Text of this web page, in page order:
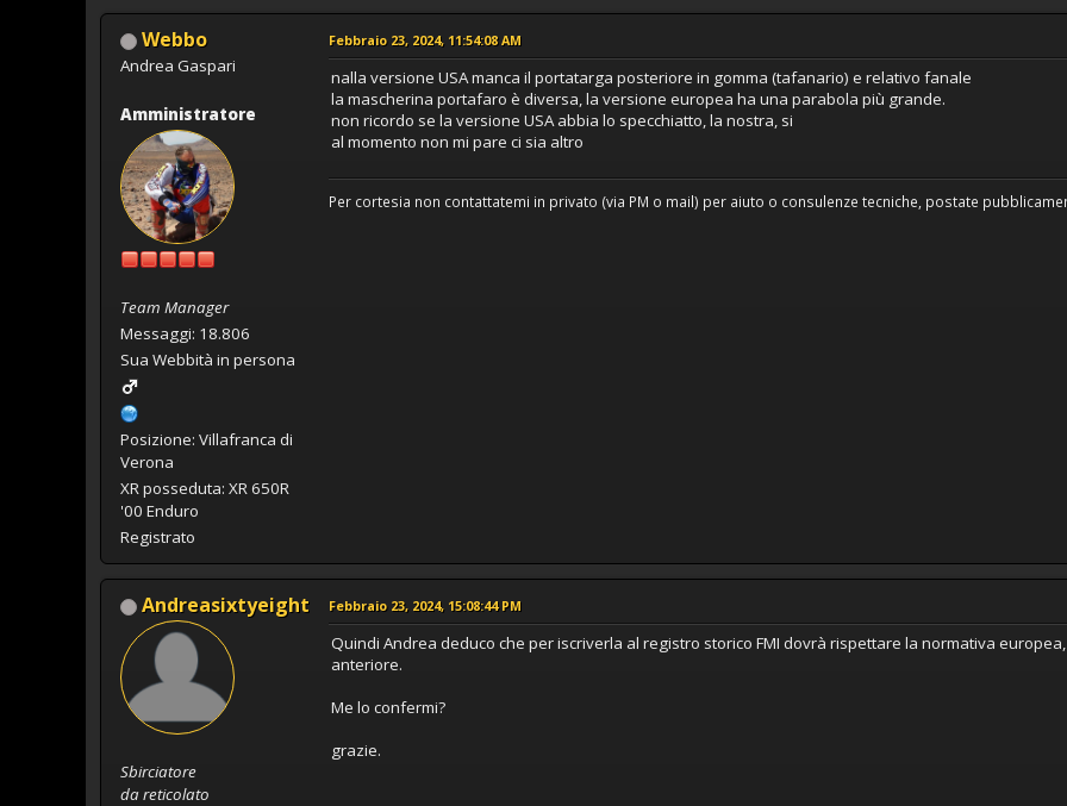
Webbo
Andrea Gaspari
Amministratore
Team Manager
Messaggi: 18.806
Sua Webbità in persona
Posizione: Villafranca di
Verona
XR posseduta: XR 650R
'00 Enduro
Registrato
Febbraio 23, 2024, 11:54:08 AM
nalla versione USA manca il portatarga posteriore in gomma (tafanario) e relativo fanale
la mascherina portafaro è diversa, la versione europea ha una parabola più grande.
non ricordo se la versione USA abbia lo specchiatto, la nostra, si
al momento non mi pare ci sia altro
Per cortesia non contattatemi in privato (via PM o mail) per aiuto o consulenze tecniche, postate
Andreasixtyeight
Sbirciatore
da reticolato
Febbraio 23, 2024, 15:08:44 PM
Quindi Andrea deduco che per iscriverla al registro storico FMI dovrà rispettare la normativa
anteriore.
Me lo confermi?
grazie.